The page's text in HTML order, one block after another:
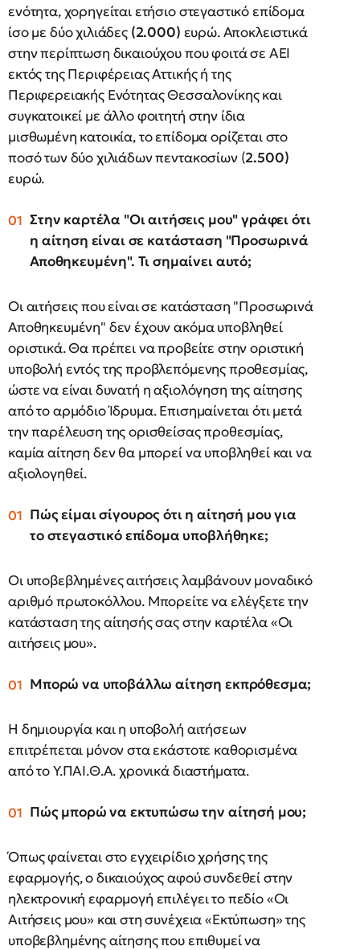
ενότητα, χορηγείται ετήσιο στεγαστικό επίδομα
ίσο με δύο χιλιάδες (2.000) ευρώ. Αποκλειστικά
στην περίπτωση δικαιούχου που φοιτά σε ΑΕΙ
εκτός της Περιφέρειας Αττικής ή της
Περιφερειακής Ενότητας Θεσσαλονίκης και
συγκατοικεί με άλλο φοιτητή στην ίδια
μισθωμένη κατοικία, το επίδομα ορίζεται στο
ποσό των δύο χιλιάδων πεντακοσίων (2.500)
ευρώ.
Στην καρτέλα "Οι αιτήσεις μου" γράφει ότι
η αίτηση είναι σε κατάσταση "Προσωρινά
Αποθηκευμένη". Τι σημαίνει αυτό;
Οι αιτήσεις που είναι σε κατάσταση "Προσωρινά
Αποθηκευμένη" δεν έχουν ακόμα υποβληθεί
οριστικά. Θα πρέπει να προβείτε στην οριστική
υποβολή εντός της προβλεπόμενης προθεσμίας,
ώστε να είναι δυνατή η αξιολόγηση της αίτησης
από το αρμόδιο Ίδρυμα. Επισημαίνεται ότι μετά
την παρέλευση της ορισθείσας προθεσμίας,
καμία αίτηση δεν θα μπορεί να υποβληθεί και να
αξιολογηθεί.
Πώς είμαι σίγουρος ότι η αίτησή μου για
το στεγαστικό επίδομα υποβλήθηκε;
Οι υποβεβλημένες αιτήσεις λαμβάνουν μοναδικό
αριθμό πρωτοκόλλου. Μπορείτε να ελέγξετε την
κατάσταση της αίτησής σας στην καρτέλα «Οι
αιτήσεις μου».
Μπορώ να υποβάλλω αίτηση εκπρόθεσμα;
Η δημιουργία και η υποβολή αιτήσεων
επιτρέπεται μόνον στα εκάστοτε καθορισμένα
από το Υ.ΠΑΙ.Θ.Α. χρονικά διαστήματα.
Πώς μπορώ να εκτυπώσω την αίτησή μου;
Όπως φαίνεται στο εγχειρίδιο χρήσης της
εφαρμογής, ο δικαιούχος αφού συνδεθεί στην
ηλεκτρονική εφαρμογή επιλέγει το πεδίο «Οι
Αιτήσεις μου» και στη συνέχεια «Εκτύπωση» της
υποβεβλημένης αίτησης που επιθυμεί να